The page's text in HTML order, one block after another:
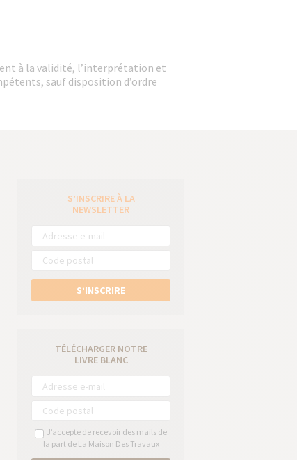
à la validité, l’interprétation et
sauf disposition d’ordre
S’INSCRIRE À LA
NEWSLETTER
S’INSCRIRE
TÉLÉCHARGER NOTRE
LIVRE BLANC
J’accepte de recevoir des mails de
la part de La Maison Des Travaux